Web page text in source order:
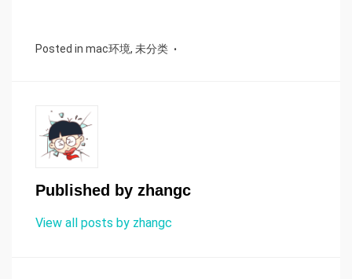
Posted in mac环境, 未分类
Published by zhangc
View all posts by zhangc